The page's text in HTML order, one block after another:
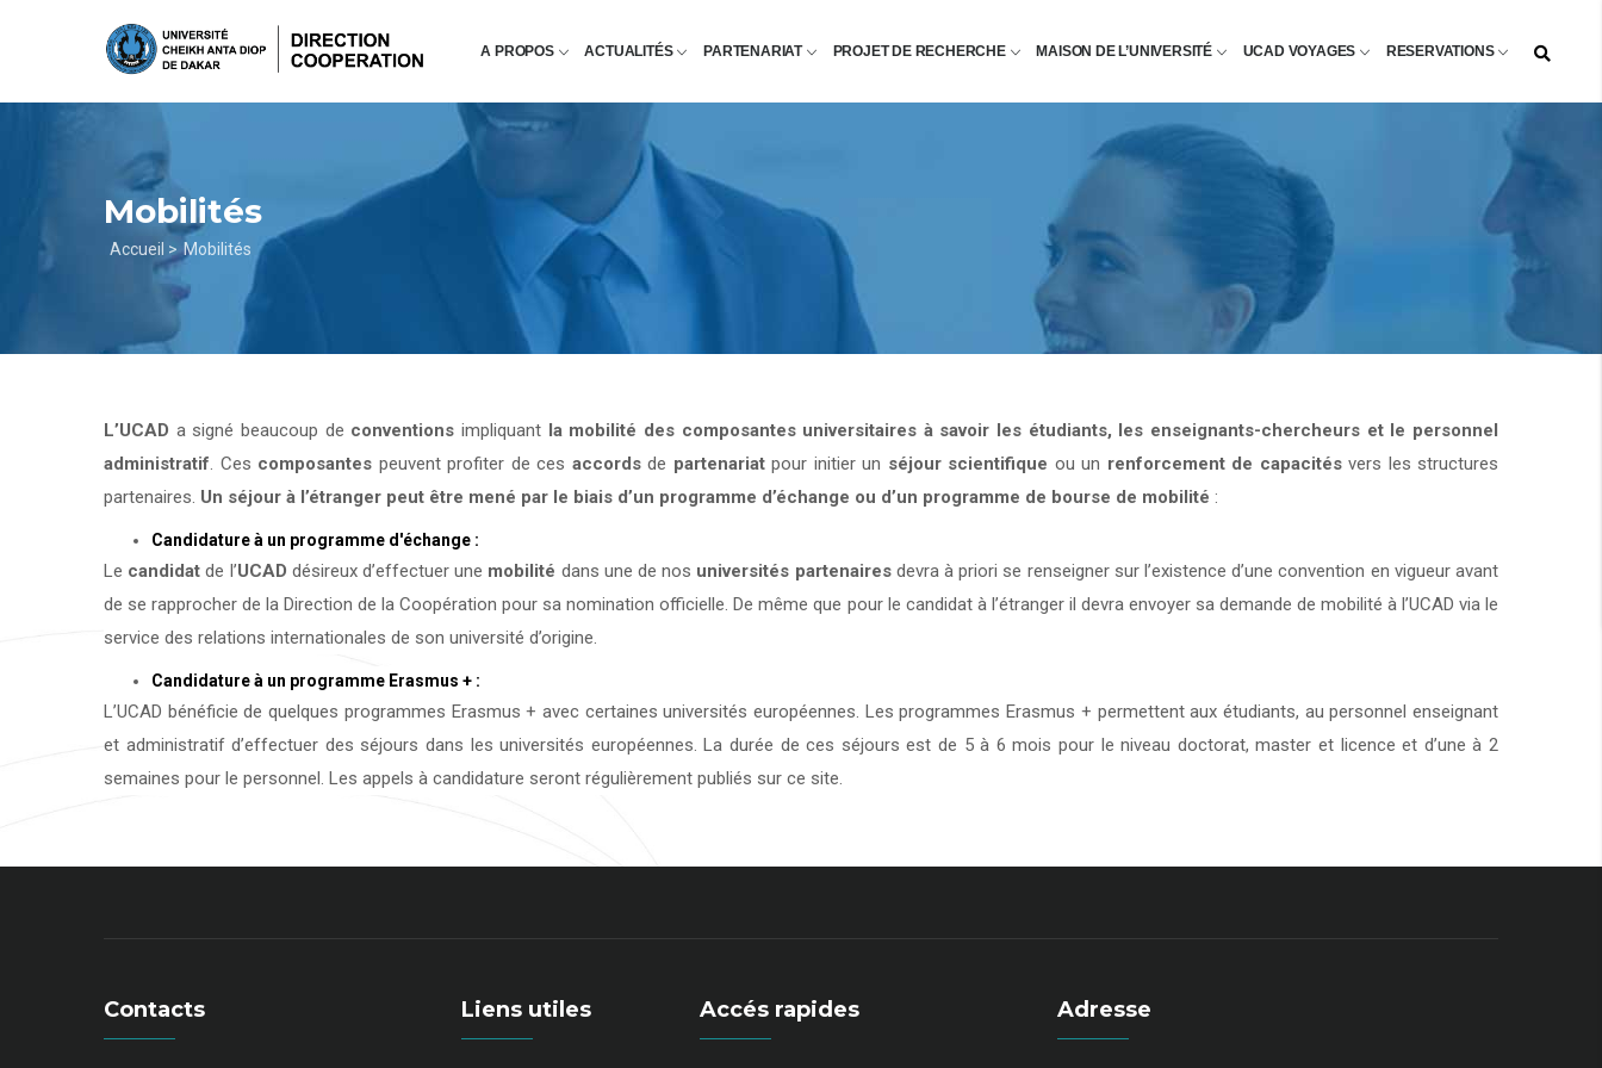
principal
A PROPOS ACTUALITÉS PARTENARIAT PROJET DE RECHERCHE MAISON DE L’UNIVERSITÉ UCAD VOYAGES RESERVATIONS
Mobilités
Fil
d'Ariane
Accueil > Mobilités
L’UCAD a signé beaucoup de conventions impliquant la mobilité des composantes universitaires à savoir les étudiants, les enseignants-chercheurs et le personnel
administratif. Ces composantes peuvent profiter de ces accordsde partenariatpour initier un séjour scientifique ou un renforcement de capacitésvers les structures
partenaires. Un séjour à l’étranger peut être mené par le biais d’un programme d’échange ou d’un programme de bourse de mobilité :
Candidature à un programme d'échange :
Le candidat de l’UCAD désireux d’effectuer une mobilité dans une de nos universités partenairesdevra à priori se renseigner sur l’existence d’une convention en vigueur avant
de se rapprocher de la Direction de la Coopération pour sa nomination officielle. De même que pour le candidat à l’étranger il devra envoyer sa demande de mobilité à l’UCAD via le
service des relations internationales de son université d’origine.
Candidature à un programme Erasmus + :
L’UCAD bénéficie de quelques programmes Erasmus + avec certaines universités européennes. Les programmes Erasmus + permettent aux étudiants, au personnel enseignant
et administratif d’effectuer des séjours dans les universités européennes. La durée de ces séjours est de 5 à 6 mois pour le niveau doctorat, master et licence et d’une à 2
semaines pour le personnel. Les appels à candidature seront régulièrement publiés sur ce site.
Contacts Liens utiles Accés rapides Adresse